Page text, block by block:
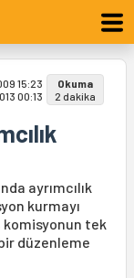
15:23
00:13
Okuma
2 dakika
ayrımcılık
kurmayı
komisyonun tek
düzenleme